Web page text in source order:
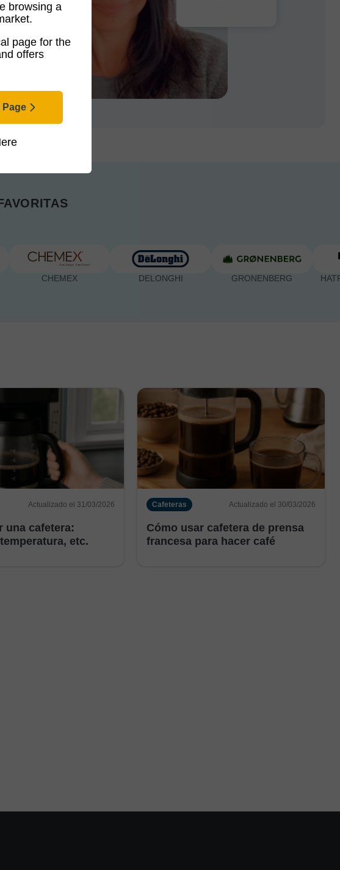
browsing a
page for the
offers
Page
GRONENBERG HATFIELDS
Actualizado el 31/03/2026
una cafetera:
etc.
Cafeteras Actualizado el 30/03/2026
Cómo usar cafetera de prensa
francesa para hacer café